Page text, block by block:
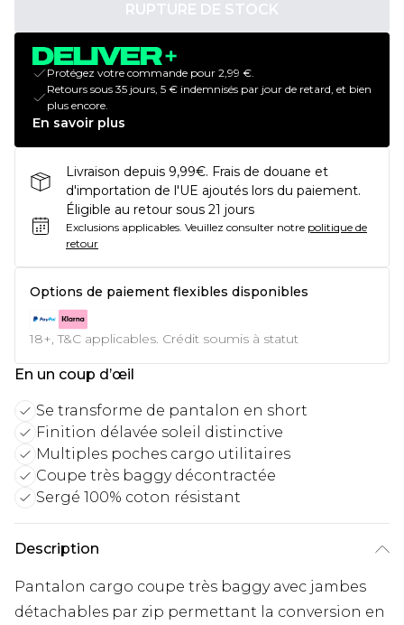
RUPTURE DE STOCK
Protégez votre commande pour 2,99 €.
Retours sous 35 jours, 5 € indemnisés par jour de retard, et bien
plus encore.
En savoir plus
Livraison depuis 9,99€. Frais de douane et
d'importation de l'UE ajoutés lors du paiement.
Éligible au retour sous 21 jours
Exclusions applicables. Veuillez consulter notre politique de
retour
Options de paiement flexibles disponibles
18+, T&C applicables. Crédit soumis à statut
En un coup d’œil
Se transforme de pantalon en short
Finition délavée soleil distinctive
Multiples poches cargo utilitaires
Coupe très baggy décontractée
Sergé 100% coton résistant
Description
Pantalon cargo coupe très baggy avec jambes
détachables par zip permettant la conversion en